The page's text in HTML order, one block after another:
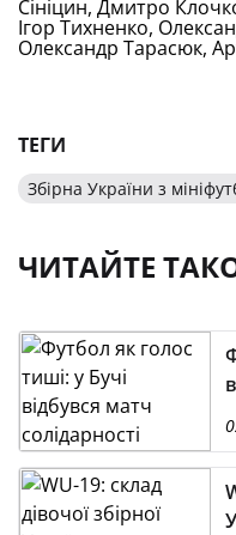
Сініцин, Дмитро
Ігор Тихненко,
Олександр Тарасюк,
ТЕГИ
Збірна України з
ЧИТАЙТЕ